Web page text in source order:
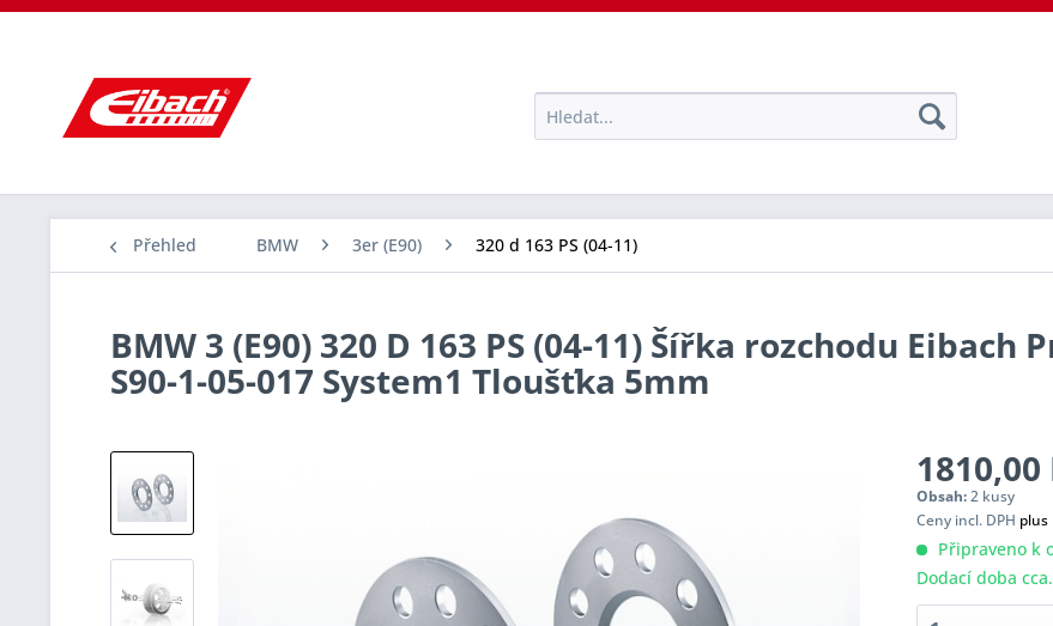
Přehled BMW 3er (E90) 320 d 163 PS (04-11)
BMW 3 (E90) 320 D 163 PS (04-11) Šířka rozchodu Eibach
S90-1-05-017 System1 Tloušťka 5mm
1810,00
Obsah:2 kusy
Ceny incl. DPH plus
Připraveno k
Dodací doba